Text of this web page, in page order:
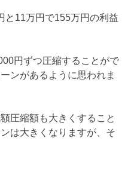
と11万円で155万円の利益
円ずつ圧縮することがで
ンがあるように思われま
圧縮額も大きくすること
は大きくなりますが、そ